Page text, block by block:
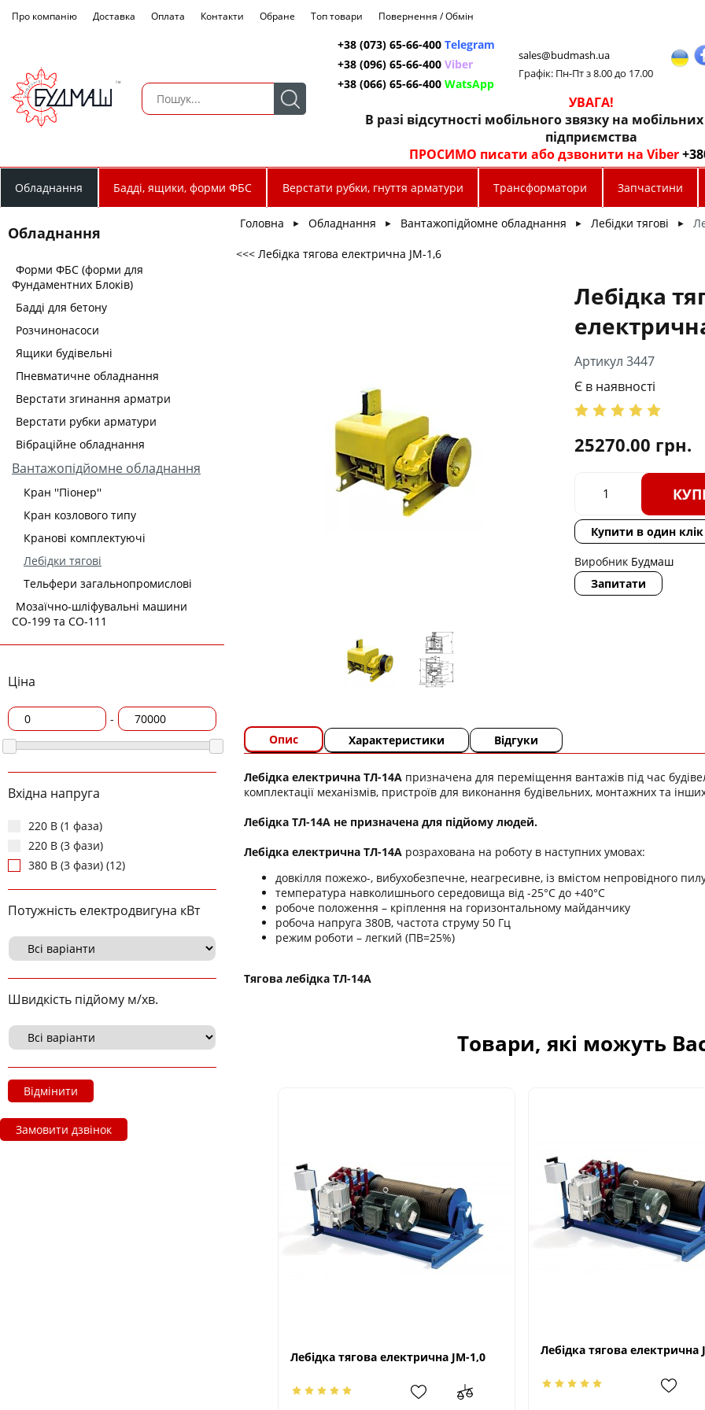
Про компанію Доставка Оплата Контакти Обране Топ товари Повернення / Обмін
+38 (073) 65-66-400 Telegram
+38 (096) 65-66-400 Viber
+38 (066) 65-66-400 WatsApp
sales@budmash.ua
Графік: Пн-Пт з 8.00 до 17.00
УВАГА!
В разі відсутності мобільного звязку на
підприємства
ПРОСИМО писати або дзвонити на Viber
Обладнання Бадді, ящики, форми ФБС Верстати рубки, гнуття арматури Трансформатори Запчастини
Обладнання
Форми ФБС (форми для
Фундаментних Блоків)
Бадді для бетону
Розчинонасоси
Ящики будівельні
Пневматичне обладнання
Верстати згинання арматри
Верстати рубки арматури
Вібраційне обладнання
Вантажопідйомне обладнання
Кран ''Піонер''
Кран козлового типу
Кранові комплектуючі
Лебідки тягові
Тельфери загальнопромислові
Мозаїчно-шліфувальні машини
СО-199 та СО-111
Ціна
-
Вхідна напруга
220 В (1 фаза)
220 В (3 фази)
380 В (3 фази) (12)
Потужність електродвигуна кВт
Швидкість підйому м/хв.
Відмінити
Замовити дзвінок
Головна ► Обладнання ► Вантажопідйомне обладнання ► Лебідки тягові ►
<<< Лебідка тягова електрична JМ-1,6
Лебідка
Артикул 3447
Є в наявності
25270.00 грн.
Купити в один клік
Виробник Будмаш
Запитати
Опис Характеристики Відгуки
Лебідка електрична ТЛ-14А призначена для переміщення вантажів під час
комплектації механізмів, пристроїв для виконання будівельних, монтажних та
Лебідка ТЛ-14А не призначена для підйому людей.
Лебідка електрична ТЛ-14А розрахована на роботу в наступних умовах:
довкілля пожежо-, вибухобезпечне, неагресивне, із вмістом непровідного
температура навколишнього середовища від -25°С до +40°С
робоче положення – кріплення на горизонтальному майданчику
робоча напруга 380В, частота струму 50 Гц
режим роботи – легкий (ПВ=25%)
Тягова лебідка ТЛ-14А
Товари, які можуть
Лебідка тягова електрична JМ-1,0 Лебідка тягова електрична